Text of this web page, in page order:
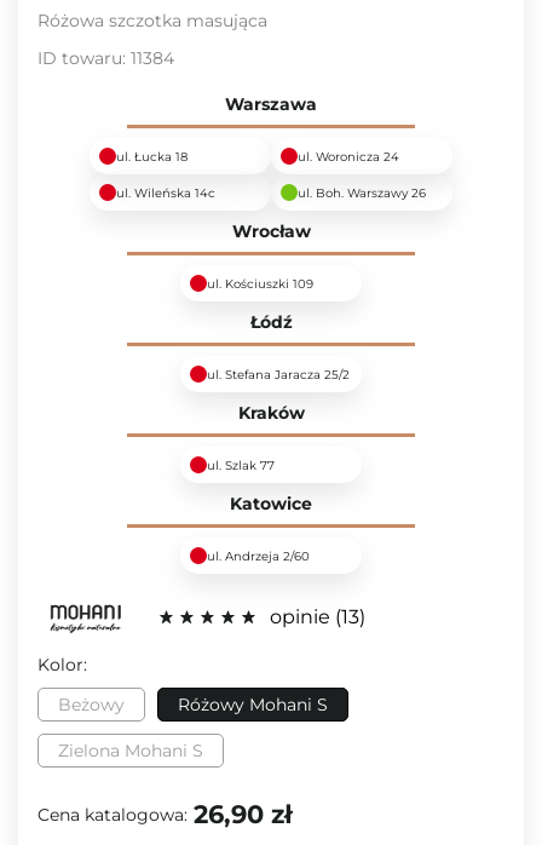
Różowa szczotka masująca
ID towaru: 11384
Warszawa
ul. Łucka 18 ul. Woronicza 24
ul. Wileńska 14c ul. Boh. Warszawy 26
Wrocław
ul. Kościuszki 109
Łódź
ul. Stefana Jaracza 25/2
Kraków
ul. Szlak 77
Katowice
ul. Andrzeja 2/60
opinie 13
Kolor:
Beżowy
Różowy Mohani S
Zielona Mohani S
Cena katalogowa: 26,90 zł